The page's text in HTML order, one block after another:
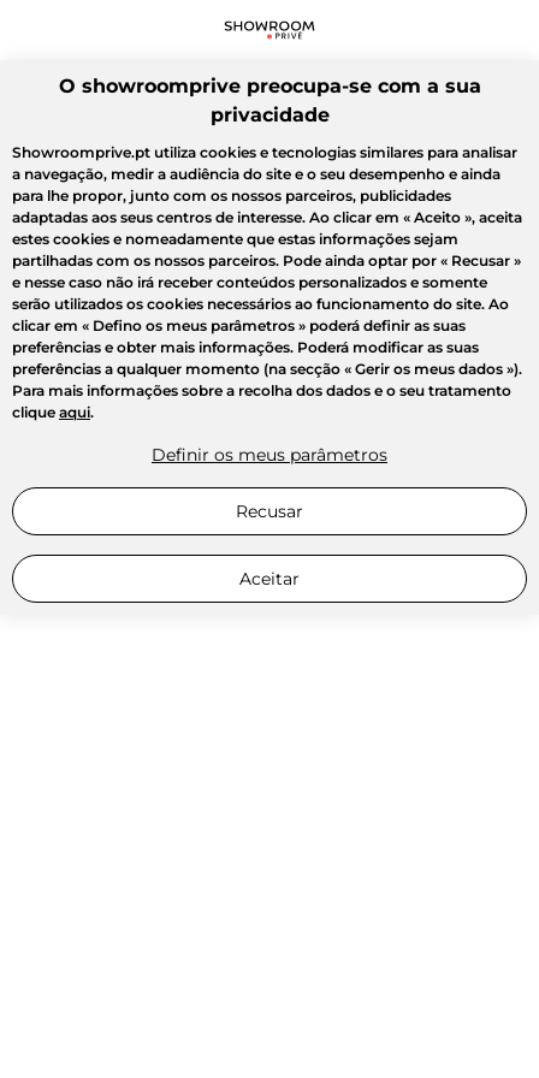
O showroomprive preocupa-se com a sua
privacidade
Showroomprive.pt utiliza cookies e tecnologias similares para analisar
a navegação, medir a audiência do site e o seu desempenho e ainda
para lhe propor, junto com os nossos parceiros, publicidades
adaptadas aos seus centros de interesse. Ao clicar em « Aceito », aceita
estes cookies e nomeadamente que estas informações sejam
partilhadas com os nossos parceiros. Pode ainda optar por « Recusar »
e nesse caso não irá receber conteúdos personalizados e somente
serão utilizados os cookies necessários ao funcionamento do site. Ao
clicar em « Defino os meus parâmetros » poderá definir as suas
preferências e obter mais informações. Poderá modificar as suas
preferências a qualquer momento (na secção « Gerir os meus dados »).
Para mais informações sobre a recolha dos dados e o seu tratamento
clique aqui.
Definir os meus parâmetros
Recusar
Aceitar